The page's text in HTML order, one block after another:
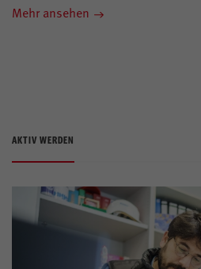
Mehr ansehen
AKTIV WERDEN